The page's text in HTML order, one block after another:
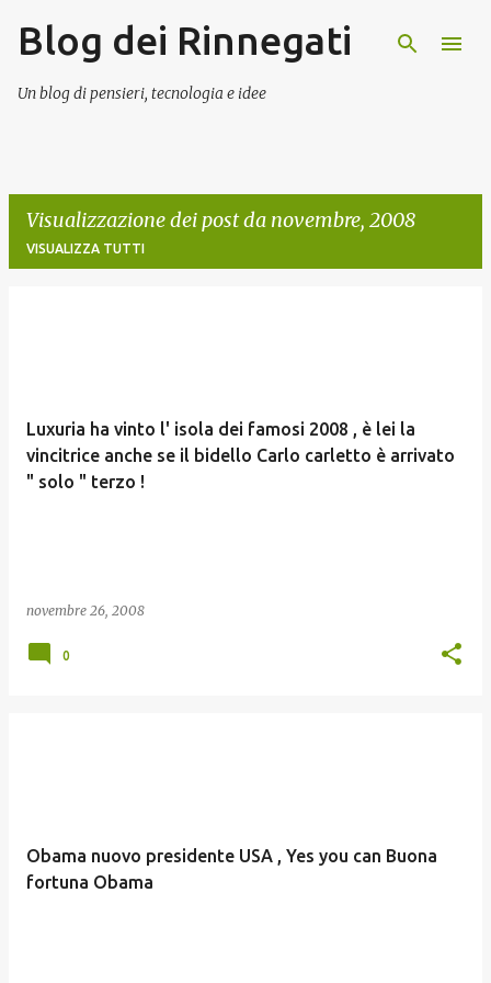
Passa ai contenuti principali
Blog dei Rinnegati
Un blog di pensieri, tecnologia e idee
Visualizzazione dei post da novembre, 2008
VISUALIZZA TUTTI
Luxuria ha vinto l' isola dei famosi 2008 , è lei la
vincitrice anche se il bidello Carlo carletto è arrivato
" solo " terzo !
novembre 26, 2008
0
Obama nuovo presidente USA , Yes you can Buona
fortuna Obama